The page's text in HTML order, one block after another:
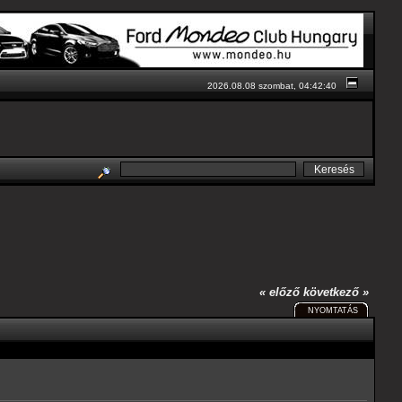
2026.08.08 szombat, 04:42:40
« előző következő »
NYOMTATÁS